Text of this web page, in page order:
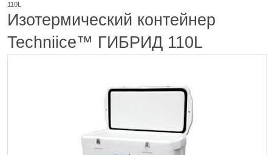
110L
Изотермический контейнер
Techniice™ ГИБРИД 110L